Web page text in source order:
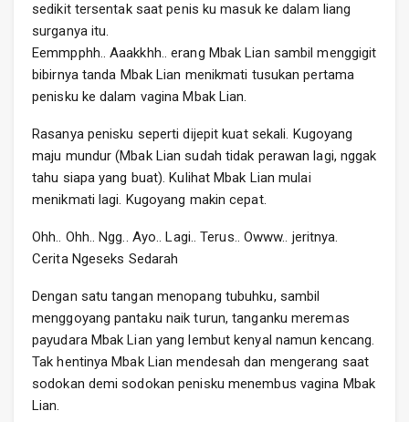
sedikit tersentak saat penis ku masuk ke dalam liang
surganya itu.
Eemmpphh.. Aaakkhh.. erang Mbak Lian sambil menggigit
bibirnya tanda Mbak Lian menikmati tusukan pertama
penisku ke dalam vagina Mbak Lian.
Rasanya penisku seperti dijepit kuat sekali. Kugoyang
maju mundur (Mbak Lian sudah tidak perawan lagi, nggak
tahu siapa yang buat). Kulihat Mbak Lian mulai
menikmati lagi. Kugoyang makin cepat.
Ohh.. Ohh.. Ngg.. Ayo.. Lagi.. Terus.. Owww.. jeritnya.
Cerita Ngeseks Sedarah
Dengan satu tangan menopang tubuhku, sambil
menggoyang pantaku naik turun, tanganku meremas
payudara Mbak Lian yang lembut kenyal namun kencang.
Tak hentinya Mbak Lian mendesah dan mengerang saat
sodokan demi sodokan penisku menembus vagina Mbak
Lian.